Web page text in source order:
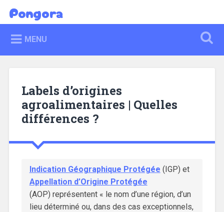
Pongora
MENU
Labels d’origines
agroalimentaires | Quelles
différences ?
Indication Géographique Protégée (IGP) et
Appellation d’Origine Protégée
(AOP) représentent « le nom d’une région, d’un
lieu déterminé ou, dans des cas exceptionnels,